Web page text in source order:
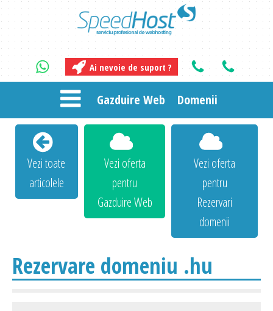
Ai nevoie de suport ?
Gazduire Web Domenii
Vezi toate
articolele
Vezi oferta
pentru
Gazduire Web
Vezi oferta
pentru
Rezervari
domenii
Rezervare domeniu .hu